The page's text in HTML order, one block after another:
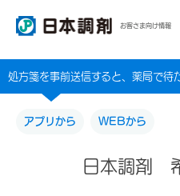
お客さま向け情報
処方箋を事前送信すると、薬局で待
アプリから WEBから
日本調剤